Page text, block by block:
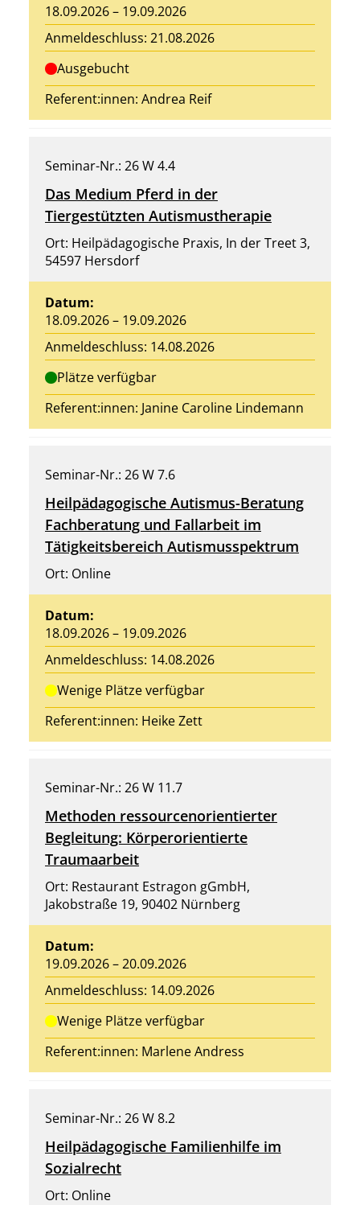
18.09.2026 – 19.09.2026
Anmeldeschluss: 21.08.2026
Ausgebucht
Referent:innen: Andrea Reif
Seminar-Nr.: 26 W 4.4
Das Medium Pferd in der
Tiergestützten Autismustherapie
Ort: Heilpädagogische Praxis, In der Treet 3,
54597 Hersdorf
Datum:
18.09.2026 – 19.09.2026
Anmeldeschluss: 14.08.2026
Plätze verfügbar
Referent:innen: Janine Caroline Lindemann
Seminar-Nr.: 26 W 7.6
Heilpädagogische Autismus-Beratung
Fachberatung und Fallarbeit im
Tätigkeitsbereich Autismusspektrum
Ort: Online
Datum:
18.09.2026 – 19.09.2026
Anmeldeschluss: 14.08.2026
Wenige Plätze verfügbar
Referent:innen: Heike Zett
Seminar-Nr.: 26 W 11.7
Methoden ressourcenorientierter
Begleitung: Körperorientierte
Traumaarbeit
Ort: Restaurant Estragon gGmbH,
Jakobstraße 19, 90402 Nürnberg
Datum:
19.09.2026 – 20.09.2026
Anmeldeschluss: 14.09.2026
Wenige Plätze verfügbar
Referent:innen: Marlene Andress
Seminar-Nr.: 26 W 8.2
Heilpädagogische Familienhilfe im
Sozialrecht
Ort: Online